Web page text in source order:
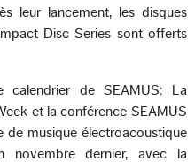
leur lancement, les disques
Disc Series sont offerts
calendrier de SEAMUS: La
et la conférence SEAMUS
de musique électroacoustique
novembre dernier, avec la